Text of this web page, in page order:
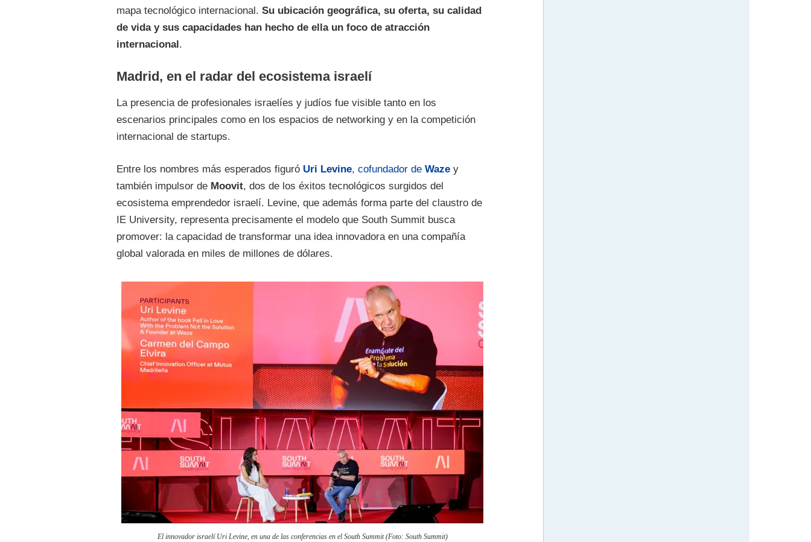
mapa tecnológico internacional.Su ubicación geográfica, su oferta, su calidad
de vida y sus capacidades han hecho de ella un foco de atracción
internacional.
Madrid, en el radar del ecosistema israelí
La presencia de profesionales israelíes y judíos fue visible tanto en los
escenarios principales como en los espacios de networking y en la competición
internacional de startups.
Entre los nombres más esperados figuró Uri Levine, cofundador deWaze y
también impulsor de Moovit, dos de los éxitos tecnológicos surgidos del
ecosistema emprendedor israelí. Levine, que además forma parte del claustro de
IE University, representa precisamente el modelo que South Summit busca
promover: la capacidad de transformar una idea innovadora en una compañía
global valorada en miles de millones de dólares.
El innovador israelí Uri Levine, en una de las conferencias en el South Summit (Foto: South Summit)